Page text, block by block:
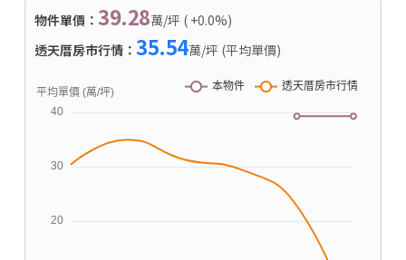
物件單價： 39.28萬/坪 ( +0.0%)
透天厝房市行情： 35.54萬/坪 (平均單價)